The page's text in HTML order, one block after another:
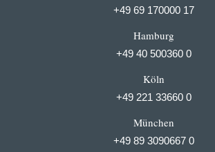
+49 69 170000 17
Hamburg
+49 40 500360 0
Köln
+49 221 33660 0
München
+49 89 3090667 0